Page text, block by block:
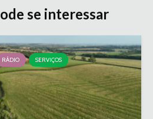
se interessar
RÁDIO SERVIÇOS